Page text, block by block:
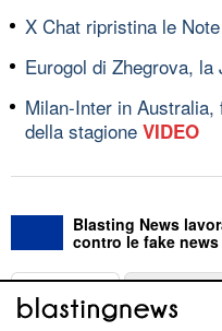
X Chat ripristina le
Eurogol di Zhegrova,
Milan-Inter in
della stagione VIDEO
Blasting News
contro le fake news
ABOUT